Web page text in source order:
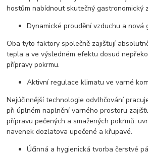
hostům nabídnout skutečný gastronomický
Dynamické proudění vzduchu a nová
Oba tyto faktory společně zajišťují
tepla a ve výsledném efektu dosud
přípravy pokrmu.
Aktivní regulace klimatu ve varné
Nejúčinnější technologie odvlhčování
při úplném naplnění varného prostoru
přípravu pečených a smažených pokrmů:
navenek dozlatova upečené a křupavé.
Účinná a hygienická tvorba čerstvé